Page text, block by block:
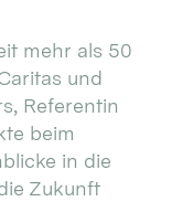
mehr als 50
und
Referentin
beim
in die
Zukunft